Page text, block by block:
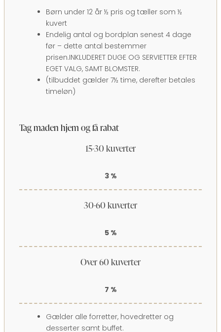
Børn under 12 år ½ pris og tæller som ½
kuvert
Endelig antal og bordplan senest 4 dage
før – dette antal bestemmer
prisen.INKLUDERET DUGE OG SERVIETTER EFTER
EGET VALG, SAMT BLOMSTER.
(tilbuddet gælder 7½ time, derefter betales
timeløn)
Tag maden hjem og få rabat​
15-30 kuverter
3 %
30-60 kuverter
5 %
Over 60 kuverter
7 %
Gælder alle forretter, hovedretter og
desserter samt buffet.